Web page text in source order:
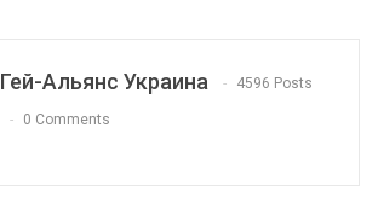
Гей-Альянс Украина 4596 Posts
0 Comments